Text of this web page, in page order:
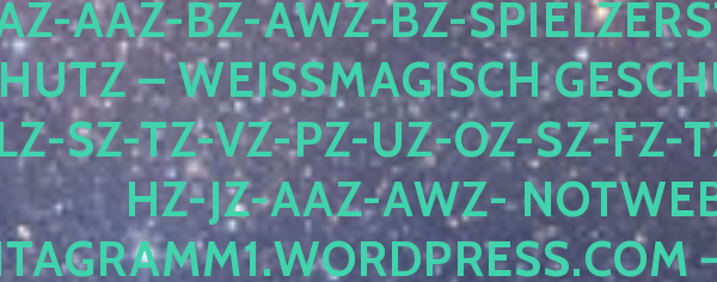
AAZ-BZ-AWZ-BZ-
– WEISSMAGISCH
TZ-VZ-PZ-UZ-OZ-SZ-FZ-TZ-
-JZ-AAZ-AWZ-
–